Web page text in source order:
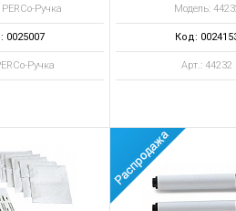
Ручка
0025007
Ручка
Модель:
Код:
Арт.: 44232